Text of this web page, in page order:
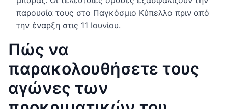
παρουσία τους στο Παγκόσμιο Κύπελλο πριν από
την έναρξη στις 11 Ιουνίου.
Πώς να
παρακολουθήσετε τους
αγώνες των